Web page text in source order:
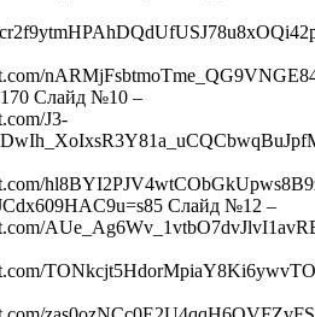
Слайд №10 –
J3-
Слайд №12 –